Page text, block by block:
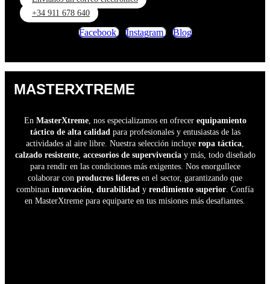
+34 911 678 640
Facebook Instagram Blog
MASTERXTREME
En MasterXtreme, nos especializamos en ofrecer equipamiento
táctico de alta calidadpara profesionales y entusiastas de las
actividades al aire libre. Nuestra selección incluye ropa táctica,
calzado resistente, accesorios de supervivenciay más, todo diseñado
para rendir en las condiciones más exigentes. Nos enorgullece
colaborar con producros líderes en el sector, garantizando que
combinan innovación, durabilidad y rendimiento superior. Confía
en MasterXtreme para equiparte en tus misiones más desafiantes.